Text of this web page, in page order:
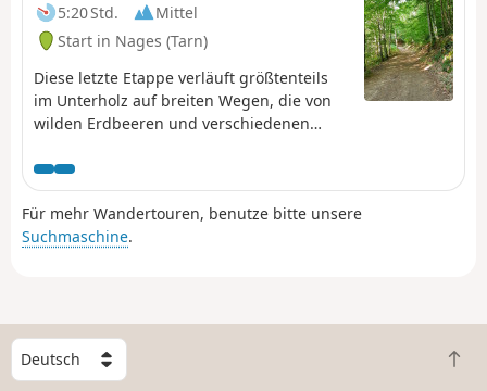
5:20 Std.
Mittel
Start in Nages (Tarn)
Diese letzte Etappe verläuft größtenteils
im Unterholz auf breiten Wegen, die von
wilden Erdbeeren und verschiedenen
abwechslungsreich mit Kurven, Aufstiegen
und Abstiegen bis zum Fuß des Roc de
Montalet.Von dort aus geht es endgültig
zum Abstieg nach Lacaune.
Für mehr Wandertouren, benutze bitte unsere
Suchmaschine.
W
ä
Z